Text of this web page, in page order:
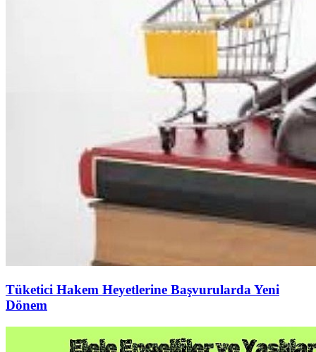
Tüketici Hakem Heyetlerine Başvurularda Yeni
Dönem